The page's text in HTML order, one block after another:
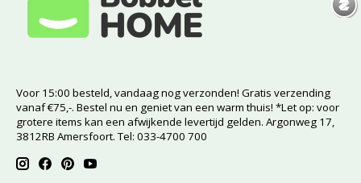
Voor 15:00 besteld, vandaag nog verzonden! Gratis verzending
vanaf €75,-. Bestel nu en geniet van een warm thuis! *Let op: voor
grotere items kan een afwijkende levertijd gelden. Argonweg 17,
3812RB Amersfoort. Tel: 033-4700 700